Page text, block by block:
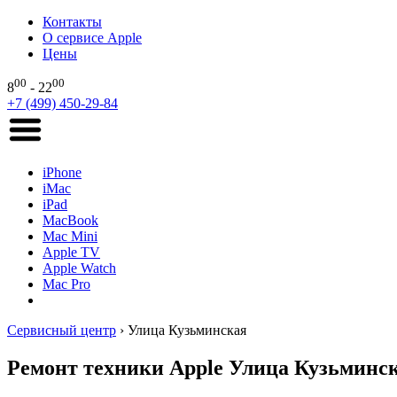
Контакты
О сервисе Apple
Цены
800 - 2200
+7 (499) 450-29-84
iPhone
iMac
iPad
MacBook
Mac Mini
Apple TV
Apple Watch
Mac Pro
Сервисный центр › Улица Кузьминская
Ремонт техники Apple Улица